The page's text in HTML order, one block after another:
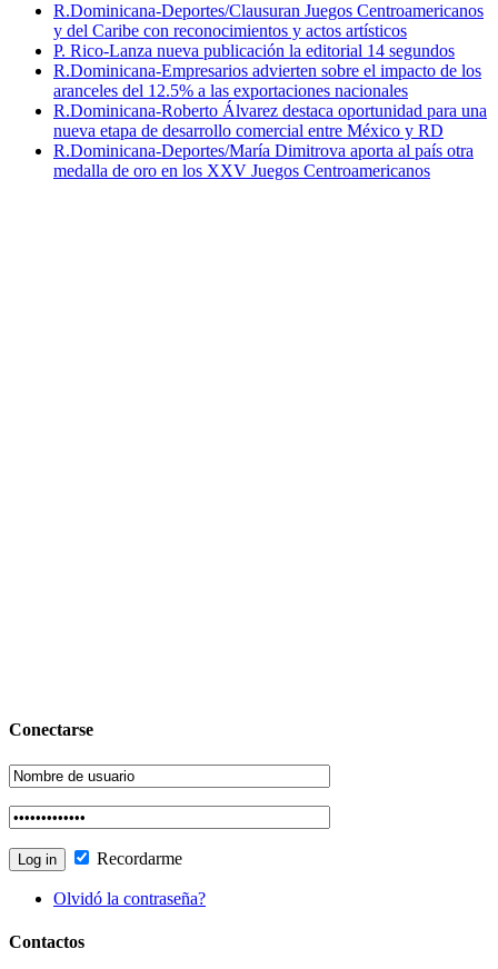
R.Dominicana-Deportes/Clausuran Juegos Centroamericanos
y del Caribe con reconocimientos y actos artísticos
P. Rico-Lanza nueva publicación la editorial 14 segundos
R.Dominicana-Empresarios advierten sobre el impacto de los
aranceles del 12.5% a las exportaciones nacionales
R.Dominicana-Roberto Álvarez destaca oportunidad para una
nueva etapa de desarrollo comercial entre México y RD
R.Dominicana-Deportes/María Dimitrova aporta al país otra
medalla de oro en los XXV Juegos Centroamericanos
Conectarse
Recordarme
Olvidó la contraseña?
Contactos